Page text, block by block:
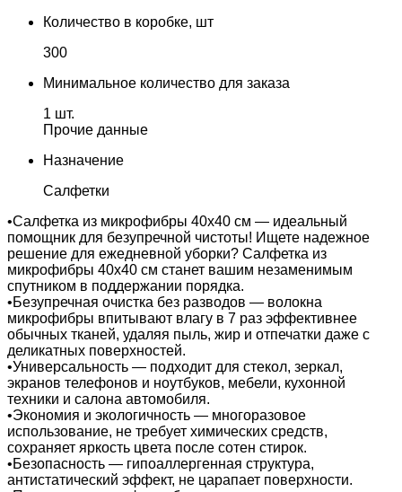
Количество в коробке, шт
300
Минимальное количество для заказа
1 шт.
Прочие данные
Назначение
Салфетки
•Салфетка из микрофибры 40х40 см — идеальный
помощник для безупречной чистоты! Ищете надежное
решение для ежедневной уборки? Салфетка из
микрофибры 40х40 см станет вашим незаменимым
спутником в поддержании порядка.
•Безупречная очистка без разводов — волокна
микрофибры впитывают влагу в 7 раз эффективнее
обычных тканей, удаляя пыль, жир и отпечатки даже с
деликатных поверхностей.
•Универсальность — подходит для стекол, зеркал,
экранов телефонов и ноутбуков, мебели, кухонной
техники и салона автомобиля.
•Экономия и экологичность — многоразовое
использование, не требует химических средств,
сохраняет яркость цвета после сотен стирок.
•Безопасность — гипоаллергенная структура,
антистатический эффект, не царапает поверхности.